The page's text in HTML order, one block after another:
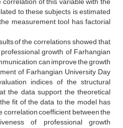
to these subjects is estimated
measurement tool has factorial
of the correlations showed that
growth of Farhangian
can improve the growth
of Farhangian University Day
indices of the structural
the data support the theoretical
fit of the data to the model has
correlation coefficient between the
of professional growth